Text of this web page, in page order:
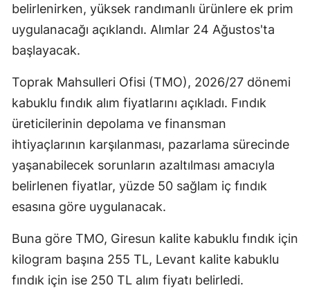
belirlenirken, yüksek randımanlı ürünlere ek prim
uygulanacağı açıklandı. Alımlar 24 Ağustos'ta
başlayacak.
Toprak Mahsulleri Ofisi (TMO), 2026/27 dönemi
kabuklu fındık alım fiyatlarını açıkladı. Fındık
üreticilerinin depolama ve finansman
ihtiyaçlarının karşılanması, pazarlama sürecinde
yaşanabilecek sorunların azaltılması amacıyla
belirlenen fiyatlar, yüzde 50 sağlam iç fındık
esasına göre uygulanacak.
Buna göre TMO, Giresun kalite kabuklu fındık için
kilogram başına 255 TL, Levant kalite kabuklu
fındık için ise 250 TL alım fiyatı belirledi.